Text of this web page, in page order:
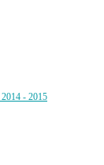
- 2015